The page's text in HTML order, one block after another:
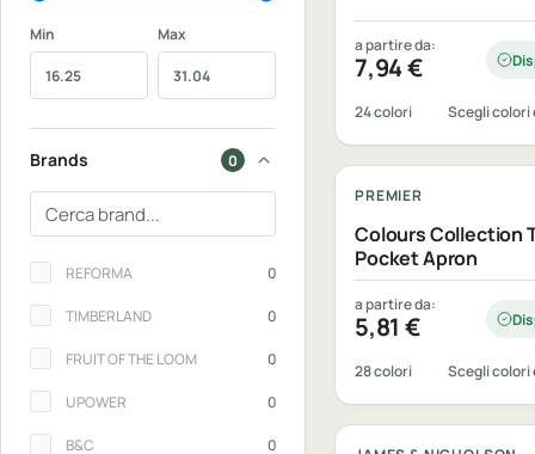
Min Max
Brands 0
Cerca un brand
BrandsREFORMA 0
TIMBERLAND 0
FRUIT OF THE LOOM 0
UPOWER 0
B&C 0
a partire da:
7,94€
24 colori Scegli colori
PREMIER
Colours Collection
Pocket Apron
a partire da:
5,81 €
28 colori Scegli colori